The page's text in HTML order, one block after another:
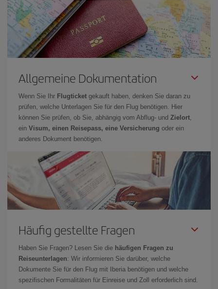
Allgemeine Dokumentation
Wenn Sie Ihr Flugticket gekauft haben, denken Sie daran zu
prüfen, welche Unterlagen Sie für den Flug benötigen. Hier
können Sie prüfen, ob Sie, abhängig vom Abflug- und Zielort,
ein Visum, einen Reisepass, eine Versicherung oder ein
anderes Dokument benötigen.
Häufig gestellte Fragen
Haben Sie Fragen? Lesen Sie die häufigen Fragen zu
Reiseunterlagen: Wir informieren Sie darüber, welche
Dokumente Sie für den Flug mit Iberia benötigen und welche
spezifischen Formalitäten für Einreise und Zoll erforderlich sind.